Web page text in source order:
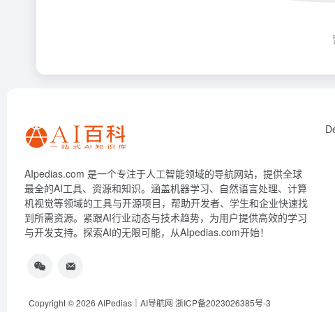
AIpedias.com 是一个专注于人工智能领域的导航网站，提供全球
最全的AI工具、资源和知识。涵盖机器学习、自然语言处理、计算
机视觉等领域的工具与开源项目，帮助开发者、学生和企业快速找
到所需资源。紧跟AI行业动态与技术趋势，为用户提供高效的学习
与开发支持。探索AI的无限可能，从AIpedias.com开始！
Copyright © 2026 AIPedias｜AI导航网 浙ICP备2023026385号-3